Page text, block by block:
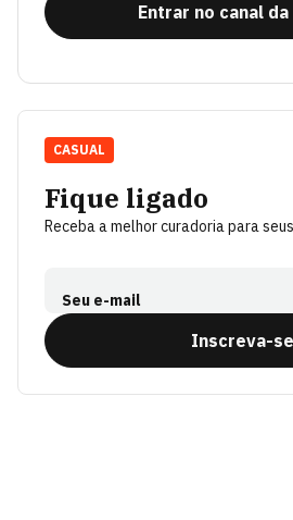
Entrar no canal da
Fique ligado
Receba a melhor curadoria para
Seu e-mail
Inscreva-se
CASUAL